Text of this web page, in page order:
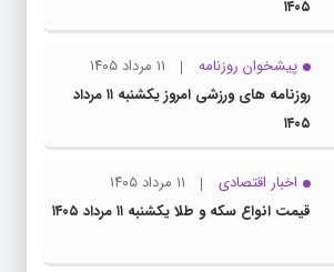
۱۴۰۵
پیشخوان روزنامه
۱۱ مرداد ۱۴۰۵
روزنامه های ورزشی امروز یکشنبه ۱۱ مرداد
۱۴۰۵
اخبار اقتصادی
۱۱ مرداد ۱۴۰۵
قیمت انواع سکه و طلا یکشنبه ۱۱ مرداد ۱۴۰۵